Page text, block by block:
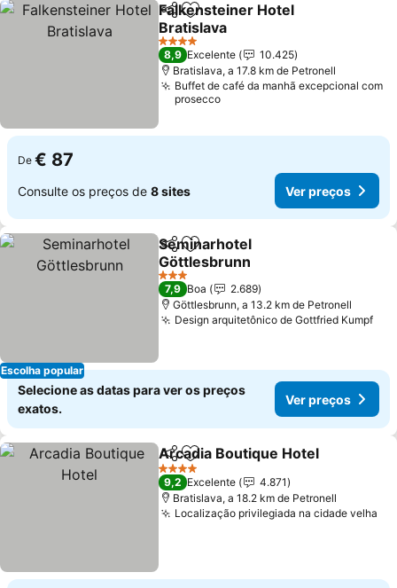
PartilharAdicionar aos favoritos
Falkensteiner Hotel
Bratislava
Ver preços
4 Estrelas
8,9 Excelente
10.425
Bratislava, a 17.8 km de Petronell
Buffet de café da manhã excepcional com
prosecco
De € 87
Consulte os preços de 8 sites Ver preços
Escolha popular
PartilharAdicionar aos favoritos
Seminarhotel
Göttlesbrunn
Ver preços
3 Estrelas
7,9 Boa
2.689
Göttlesbrunn, a 13.2 km de Petronell
Design arquitetônico de Gottfried Kumpf
Selecione as datas para ver os preços
exatos.
Ver preços
PartilharAdicionar aos favoritos
Arcadia Boutique Hotel
4 Estrelas
9,2 Excelente
4.871
Bratislava, a 18.2 km de Petronell
Localização privilegiada na cidade velha